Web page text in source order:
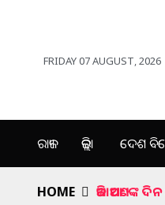
FRIDAY 07 AUGUST, 2026
ରାଜ୍ୟ ଜିଲ୍ଲା ଦେଶ
HOME ଆଜି ଆପଣଙ୍କ